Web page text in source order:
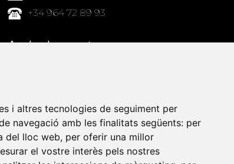
i altres tecnologies de seguiment per
navegació amb les finalitats següents: per
del lloc web, per oferir una millor
el vostre interès pels nostres
+34 964 72 89 93
Amb el suport